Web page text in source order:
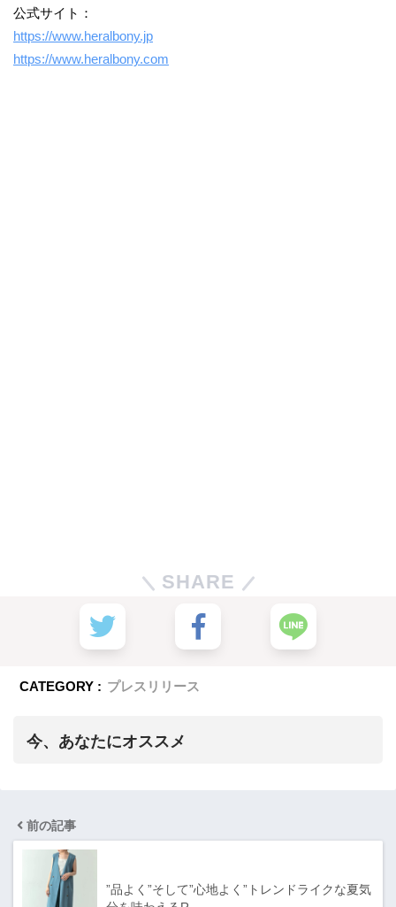
公式サイト：
https://www.heralbony.jp
https://www.heralbony.com
SHARE
CATEGORY : プレスリリース
今、あなたにオススメ
前の記事
”品よく”そして”心地よく”トレンドライクな夏気